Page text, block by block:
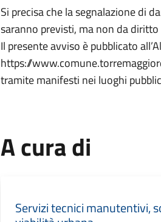
Si precisa che la segnalazione di
saranno previsti, ma non da
Il presente avviso è pubblicato
https://
tramite manifesti nei luoghi
A cura di
Servizi tecnici manutentivi,